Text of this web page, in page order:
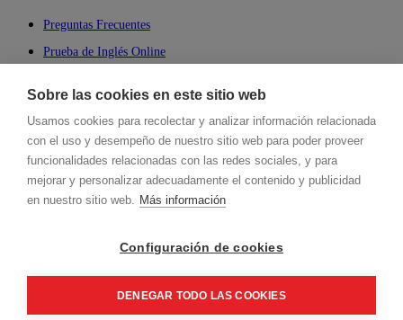
Preguntas Frecuentes
Prueba de Inglés Online
Inglés para Negocios
Cambridge Online School
Talking English School
Aviso legal y política de privacidad. Condiciones generales de los cursos
Sobre las cookies en este sitio web
Usamos cookies para recolectar y analizar información relacionada
con el uso y desempeño de nuestro sitio web para poder proveer
funcionalidades relacionadas con las redes sociales, y para
mejorar y personalizar adecuadamente el contenido y publicidad
en nuestro sitio web. Más información
Configuración de cookies
DENEGAR TODO LAS COOKIES